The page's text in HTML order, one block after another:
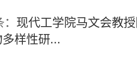
现代工学院马文会教
样性研...